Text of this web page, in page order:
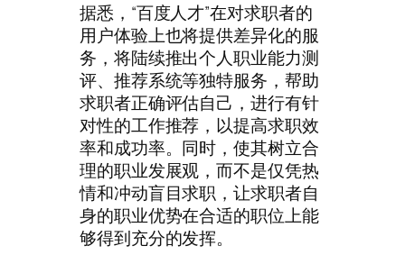
据悉，“百度人才”在对求职者的
用户体验上也将提供差异化的服
务，将陆续推出个人职业能力测
评、推荐系统等独特服务，帮助
求职者正确评估自己，进行有针
对性的工作推荐，以提高求职效
率和成功率。同时，使其树立合
理的职业发展观，而不是仅凭热
情和冲动盲目求职，让求职者自
身的职业优势在合适的职位上能
够得到充分的发挥。